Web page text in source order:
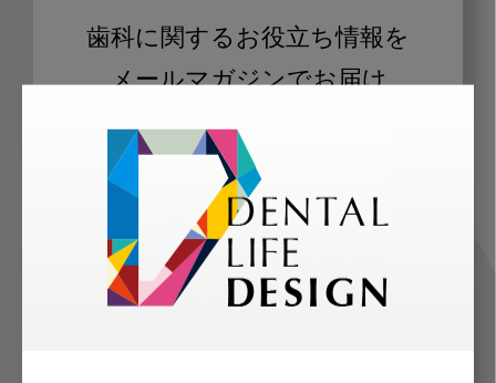
歯科に関するお役立ち情報を
メールマガジンでお届け
ご登録いただいた職種（歯科医師、歯
科衛生士、歯科技工士）に合わせた内
容のメールマガジンをお届けします。